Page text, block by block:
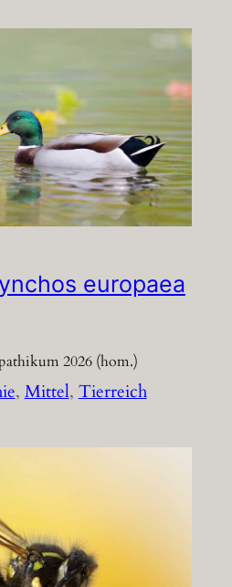
europaea
2026 (hom.)
, Mittel, Tierreich